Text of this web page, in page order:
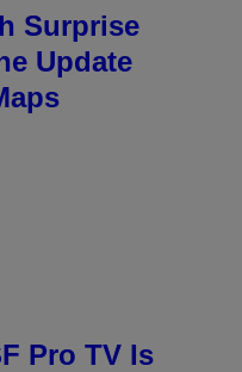
Surprise
Update
Pro TV Is